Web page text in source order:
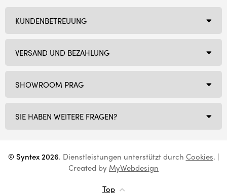
SHOWROOM PRAG
SIE HABEN WEITERE FRAGEN?
KUNDENBETREUUNG
VERSAND UND BEZAHLUNG
© Syntex 2026. Dienstleistungen unterstützt durch Cookies. |
Created by MyWebdesign
Top